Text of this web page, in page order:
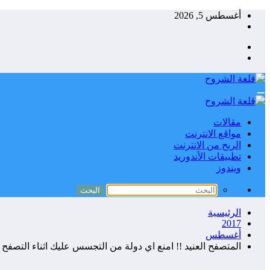
التجاوزأغسطس 5, 2026
مقالات
مواقع الانترنت
الربح من الانترنت
تطبيقات الأندوريد
ويندوز
الرئيسية
2017
أغسطس
المتصفح العنيد !! امنع اي دولة من التجسس عليك اثناء